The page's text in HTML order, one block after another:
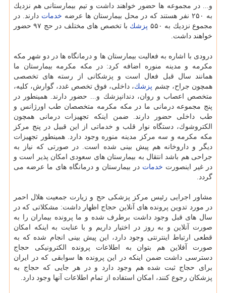
و... در مجموعه ها حضور خواهند داشت و تیم بیمارستانی هم نزدیك
به ۲۵۰ نفر هستند كه در محل بیمارستان ها عرضه
خدمات دارند. در
مجموع نزدیك به ۵۵۰
پزشك
با تخصص های مختلف در حج ۹۷ حضور
خواهند داشت.
درودی با اشاره به فعالیت بیمارستان ها و درمانگاه ها در دو شهر مكه
مكرمه و مدینه منوره اضافه كرد: در مكه مكرمه بیمارستان ما
همانند سال قبل فعال است و پزشكانی از رسته های تخصصی
همچون جراح، چشم پزشك، داخلی، فوق تخصص غدد، گوارش، كلیه،
متخصص اعصاب و روان، دندانپزشك و... حضور دارند. همینطور در
پنج مجموعه درمانی ما در مكه مكرمه متخصصان طب اورژانس و
طب داخلی حضور دارند. ضمن اینكه تجهیزات درمانی همچون
الكتروشوك، دستگاه نوار قلب و خدماتی از این قبیل در پنج مركز
مكه مكرمه و سه مركز مدینه منوره وجود دارد. همینطور تجهیزات
دیگر و داروخانه هم پیش بینی شده است. در صورتی كه نیاز به
جراحی هم باشد انتقال به بیمارستان های سعودی امكان پذیر است و
در غیر اینصورت خدمات در بیمارستان و درمانگاه های ما عرضه می
گردد.
مشاور اجرایی رئیس مركز پزشكی حج و زیارت جمعیت هلال احمر
در مورد تدوین پرونده های آنلاین حجاج اظهار داشت: مشكلاتی كه در
سال های قبل وجود داشت برطرف شده و ما پرونده بیماران را به
صورت آنلاین و به روز در اختیار داریم و با عنایت به اینكه امكان
قطعی ارتباط اینترنتی وجود دارد، این پیش بینی انجام شده كه به
صورت آفلاین هم بتوان به اطلاعات پرونده الكترونیكی حجاج
دسترسی داشت ضمن اینكه در این پرونده ها سوابقی كه در ایران
برای حجاج ثبت شده هم وجود دارد و در هر جایی كه حجاج به
پزشكان رجوع كنند، امكان استفاده از تمام اطلاعات آنها وجود دارد.